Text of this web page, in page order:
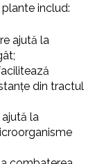
includ:
ajută la
din tractul
ajută la